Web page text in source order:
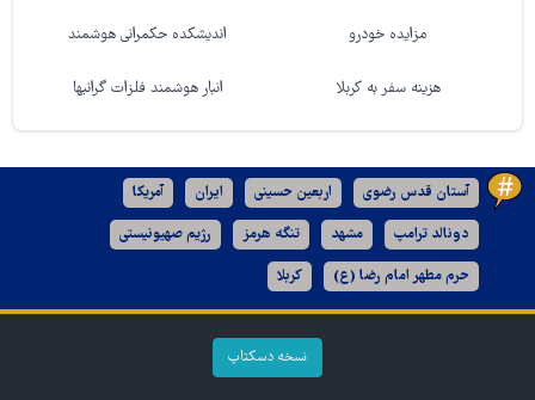
مزایده خودرو اندیشکده حکمرانی هوشمند
هزینه سفر به کربلا انبار هوشمند فلزات گرانبها
آستان قدس رضوی اربعین حسینی ایران آمریکا
دونالد ترامپ مشهد تنگه هرمز رژیم صهیونیستی
حرم مطهر امام رضا (ع) کربلا
نسخه دسکتاپ